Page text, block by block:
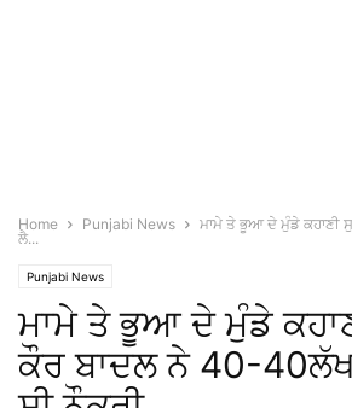
Home Punjabi News
ਮਾਮੇ ਤੇ ਭੂਆ ਦੇ ਮੁੰਡੇ ਕਹਾਣੀ
ਲੈ...
Punjabi News
ਮਾਮੇ ਤੇ ਭੂਆ ਦੇ ਮੁੰਡੇ
ਕੌਰ ਬਾਦਲ ਨੇ 40-